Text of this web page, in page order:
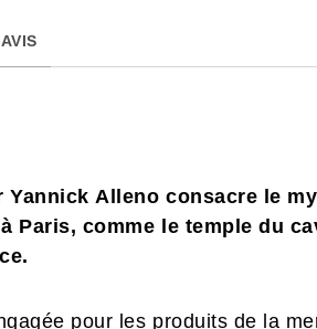
AVIS
Yannick Alleno consacre le
Paris, comme le temple du
pour les produits de la